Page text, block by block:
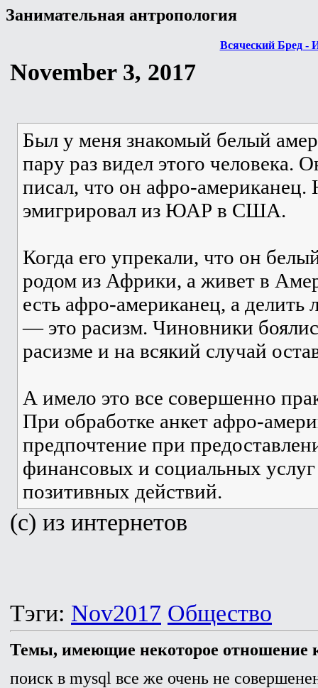
Занимательная антропология
Всяческий Бред -
November 3, 2017
Был у меня знакомый белый
пару раз видел этого человека.
писал, что он афро-американец.
эмигрировал из ЮАР в США.
Когда его упрекали, что он
родом из Африки, а живет в
есть афро-американец, а
— это расизм. Чиновники
расизме и на всякий случай
А имело это все совершенно
При обработке анкет афро-
предпочтение при
финансовых и социальных
позитивных действий.
(c) из интернетов
Тэги: Nov2017 Общество
Темы, имеющие некоторое отношение
поиск в mysql все же очень не